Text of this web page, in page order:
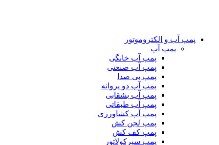
پمپ آب و الکتروموتور
پمپ آب
پمپ آب خانگی
پمپ آب صنعتی
پمپ بی صدا
پمپ آب دو پروانه
پمپ آب بشقابی
پمپ آب طبقاتی
پمپ آب کشاورزی
پمپ لجن کش
پمپ کف کش
پمپ سیرکولاتور